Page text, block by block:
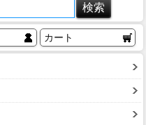
カート